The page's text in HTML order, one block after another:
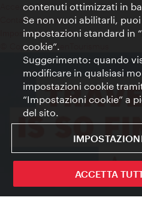
Accessibilità
Contatto stampa
Impostazioni cookie
© Copyright WienTourismus
contenuti ottimizzati in
Se non vuoi abilitarli,
impostazioni standard in
cookie”.
Suggerimento: quando
modificare in qualsiasi
impostazioni cookie
“Impostazioni cookie” a
del sito.
ACCETTA